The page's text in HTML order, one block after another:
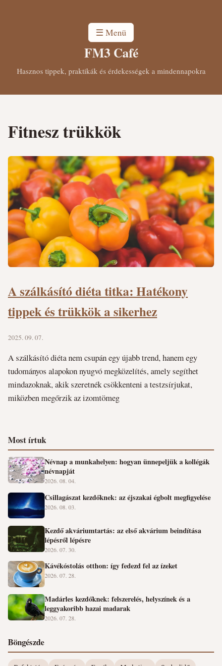
☰ Menü
FM3 Café
Hasznos tippek, praktikák és érdekességek a mindennapokra
Fitnesz trükkök
A szálkásító diéta titka: Hatékony
tippek és trükkök a sikerhez
2025. 09. 07.
A szálkásító diéta nem csupán egy újabb trend, hanem egy
tudományos alapokon nyugvó megközelítés, amely segíthet
mindazoknak, akik szeretnék csökkenteni a testzsírjukat,
miközben megőrzik az izomtömeg
Most írtuk
Névnap a munkahelyen: hogyan ünnepeljük a kollégák
névnapját
2026. 08. 04.
Csillagászat kezdőknek: az éjszakai égbolt megfigyelése
2026. 08. 03.
Kezdő akváriumtartás: az első akvárium beindítása
lépésről lépésre
2026. 07. 30.
Kávékóstolás otthon: így fedezd fel az ízeket
2026. 07. 28.
Madárles kezdőknek: felszerelés, helyszínek és a
leggyakoribb hazai madarak
2026. 07. 28.
Böngészde